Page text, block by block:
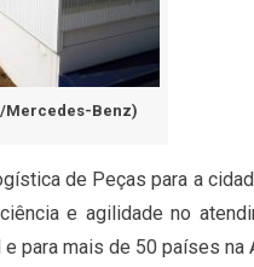
Mercedes-Benz)
de Peças para a
e agilidade no
para mais de 50 países na